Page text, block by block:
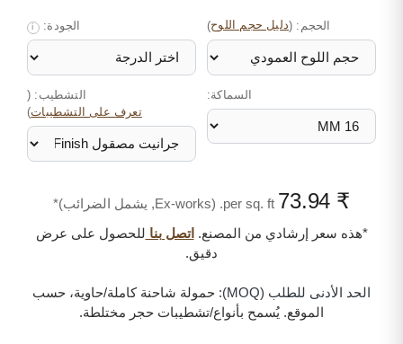
الحجم: (دليل حجم اللوح) الجودة: i
السماكة: التشطيب: (
تعرف على التشطيبات)
₹ 73.94
per sq. ft. (Ex-works, يشمل الضرائب)*
*هذه سعر إرشادي من المصنع. اتصل بنا للحصول على عرض
دقيق.
الحد الأدنى للطلب (MOQ):
حمولة شاحنة كاملة/حاوية، حسب
الموقع. يُسمح بأنواع/تشطيبات حجر مختلطة.